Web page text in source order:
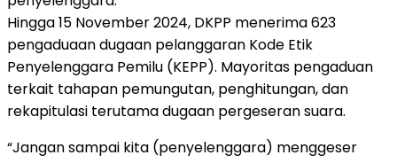
Hingga 15 November 2024, DKPP menerima 623
pengaduaan dugaan pelanggaran Kode Etik
Penyelenggara Pemilu (KEPP). Mayoritas pengaduan
terkait tahapan pemungutan, penghitungan, dan
rekapitulasi terutama dugaan pergeseran suara.
“Jangan sampai kita (penyelenggara) menggeser